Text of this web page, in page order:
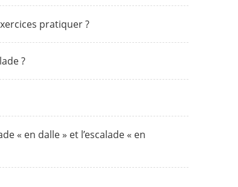
pratiquer ?
?
« en dalle » et l’escalade « en